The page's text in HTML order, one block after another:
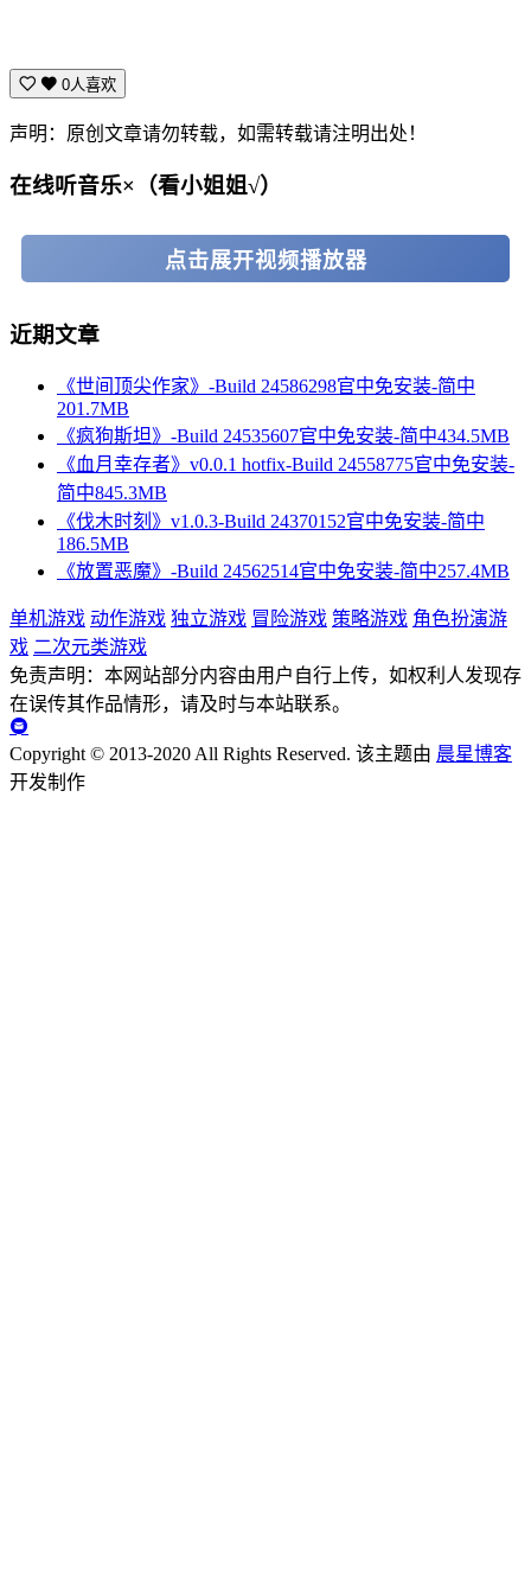
0人喜欢
声明：原创文章请勿转载，如需转载请注明出处！
在线听音乐×（看小姐姐√）
点击展开视频播放器
近期文章
《世间顶尖作家》-Build 24586298官中免安装-简中
201.7MB
《疯狗斯坦》-Build 24535607官中免安装-简中434.5MB
《血月幸存者》v0.0.1 hotfix-Build 24558775官中免安装-
简中845.3MB
《伐木时刻》v1.0.3-Build 24370152官中免安装-简中
186.5MB
《放置恶魔》-Build 24562514官中免安装-简中257.4MB
单机游戏 动作游戏 独立游戏 冒险游戏 策略游戏 角色扮演游
戏 二次元类游戏
免责声明：本网站部分内容由用户自行上传，如权利人发现存
在误传其作品情形，请及时与本站联系。
Copyright © 2013-2020 All Rights Reserved. 该主题由 晨星博客
开发制作